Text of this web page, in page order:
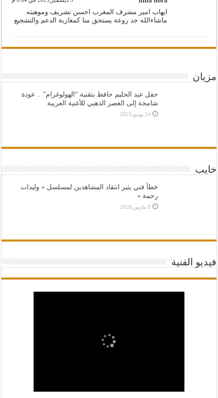
ايهاب امير مشرف المغرب احسن تشريف وموهبته
ماشاءالله جد روعة يستحق منا كمغاربة الدعم والتشجيع
مزيان
حفل عبد الحليم حافظ بتقنية “الهولوغرام” .. عودة
شامخة إلى العصر الذهبي للأغنية العربية
24 يونيو,2025
خايب
خطأ فني يثير انتقاد المشاهدين لمسلسل « وليدات
رحمة »
8 مارس,2026
فيديو الفنية